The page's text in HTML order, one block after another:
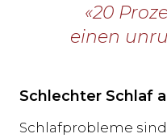
«20
einen
Schlechter Schlaf
Schlafprobleme